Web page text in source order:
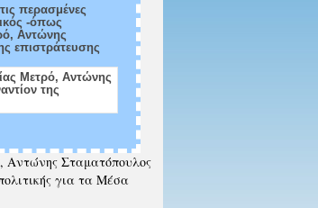
περασμένες
-όπως
Αντώνης
επιστράτευσης
Αντώνης Σταματόπουλος
για τα Μέσα